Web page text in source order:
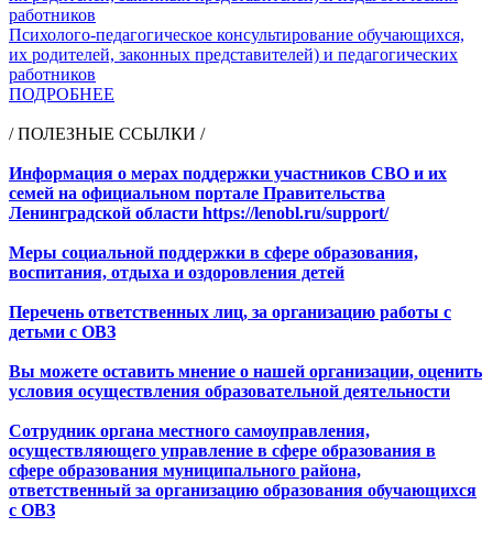
Психолого-педагогическое консультирование обучающихся,
их родителей, законных представителей) и педагогических
работников
ПОДРОБНЕЕ
/ ПОЛЕЗНЫЕ ССЫЛКИ /
Информация о мерах поддержки участников СВО и их
семей на официальном портале Правительства
Ленинградской области https://lenobl.ru/support/
Меры социальной поддержки в сфере образования,
воспитания, отдыха и оздоровления детей
Перечень ответственных лиц, за организацию работы с
детьми с ОВЗ
Вы можете оставить мнение о нашей организации, оценить
условия осуществления образовательной деятельности
Сотрудник органа местного самоуправления,
осуществляющего управление в сфере образования в
сфере образования муниципального района,
ответственный за организацию образования обучающихся
с ОВЗ